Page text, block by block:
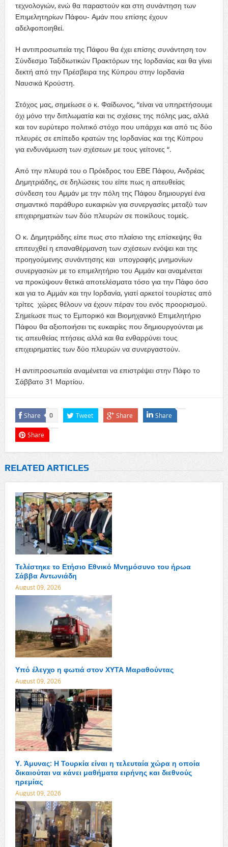
τεχνολογιών, ενώ θα παραστούν και στη συνάντηση των
Επιμελητηρίων Πάφου- Αμάν που επίσης έχουν
αδελφοποιηθεί.
Η αντιπροσωπεία της Πάφου θα έχει επίσης συνάντηση τον
Σύνδεσμο Ταξιδιωτικών Πρακτόρων της Ιορδανίας και θα γίνει
δεκτή από την Πρέσβειρα της Κύπρου στην Ιορδανία
Ναυσικά Κρούστη.
Στόχος μας, σημείωσε ο κ. Φαίδωνος, “είναι να υπηρετήσουμε
όχι μόνο την διπλωματία και τις σχέσεις της πόλης μας, αλλά
και τον ευρύτερο πολιτικό στόχο που υπάρχει και από τις δύο
πλευρές σε επίπεδο κρατών της Ιορδανίας και της Κύπρου
για ενδυνάμωση των σχέσεων με τους γείτονες “.
Από την πλευρά του ο Πρόεδρος του ΕΒΕ Πάφου, Ανδρέας
Δημητριάδης, σε δηλώσεις του είπε πως η απευθείας
σύνδεση του Αμμάν με την πόλη της Πάφου δημιουργεί ένα
σημαντικό παράθυρο ευκαιριών για συνεργασίες μεταξύ των
επιχειρηματιών των δύο πλευρών σε ποικίλους τομείς.
Ο κ. Δημητριάδης είπε πως στο πλαίσιο της επίσκεψης θα
επιτευχθεί η επαναθέρμανση των σχέσεων ενόψει και της
προηγούμενης συνάντησης και υπογραφής μνημονίων
συνεργασιών με το επιμελητήριο του Αμμάν και αναμένεται
να προκύψουν θετικά αποτελέσματα τόσο για την Πάφο όσο
και για το Αμμάν και την Ιορδανία, γιατί αρκετοί τουρίστες από
τρίτες χώρες θέλουν να έχουν πέραν του ενός προορισμού.
Σημείωσε πως το Εμπορικό και Βιομηχανικό Επιμελητήριο
Πάφου θα αξιοποιήσει τις ευκαιρίες που δημιουργούνται με
τις απευθείας πτήσεις αλλά και θα ενθαρρύνει τους
επιχειρηματίες των δύο πλευρών να συνεργαστούν.
Η αντιπροσωπεία αναμένεται να επιστρέψει στην Πάφο το
Σάββατο 31 Μαρτίου.
Share 0 Tweet Share Share
Share
RELATED ARTICLES
Τελέστηκε το Ετήσιο Εθνικό Μνημόσυνο του ήρωα
Σάββα Αντωνιάδη
August 09, 2026
Υπό έλεγχο η φωτιά στον ΧΥΤΑ Μαραθούντας
August 09, 2026
Υ. Άμυνας: Η Τουρκία είναι η τελευταία χώρα η οποία
δικαιούται να κάνει μαθήματα ειρήνης και διεθνούς
ηρεμίας
August 09, 2026